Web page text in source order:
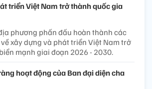
triển Việt Nam trở thành quốc gia
phương phấn đấu hoàn thành các
xây dựng và phát triển Việt Nam trở
mạnh giai đoạn 2026 - 2030.
hoạt động của Ban đại diện cha